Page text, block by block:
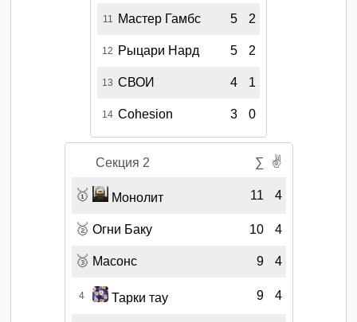
11 Мастер Гамбс 5 2
12 Рыцари Нард 5 2
13 СВОИ 4 1
14 Cohesion 3 0
Секция 2 ∑ ✌
🥇 Монолит 11 4
🥈 Огни Баку 10 4
🥉 Масонс 9 4
4 Тарки тау 9 4